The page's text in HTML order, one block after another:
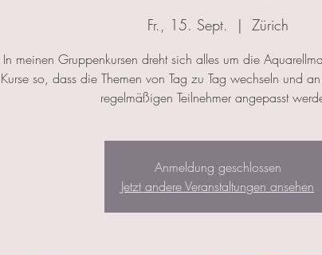
Fr., 15. Sept.
  |
Zürich
In meinen Gruppenkursen dreht sich alles um die
Kurse so, dass die Themen von Tag zu Tag wechseln und
regelmäßigen Teilnehmer angepasst
Anmeldung geschlossen
Jetzt andere Veranstaltungen ansehen